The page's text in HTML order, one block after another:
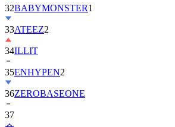
33ATEEZ2
34ILLIT
35ENHYPEN
36ZEROBASEONE
37
金
智